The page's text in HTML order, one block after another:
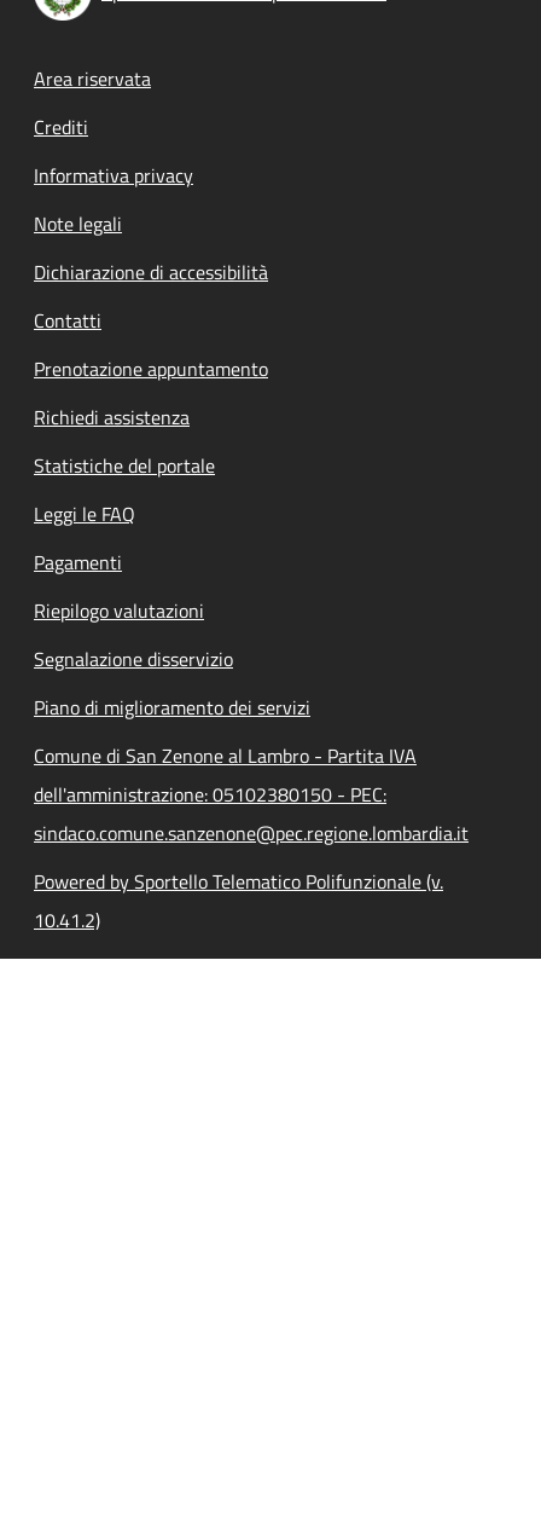
Footer menu
Area riservata
Crediti
Informativa privacy
Note legali
Dichiarazione di accessibilità
Contatti
Prenotazione appuntamento
Richiedi assistenza
Statistiche del portale
Leggi le FAQ
Pagamenti
Riepilogo valutazioni
Segnalazione disservizio
Piano di miglioramento dei servizi
Comune di San Zenone al Lambro - Partita IVA
dell'amministrazione: 05102380150 - PEC:
sindaco.comune.sanzenone@pec.regione.lombardia.it
Powered by Sportello Telematico Polifunzionale (v.
10.41.2)